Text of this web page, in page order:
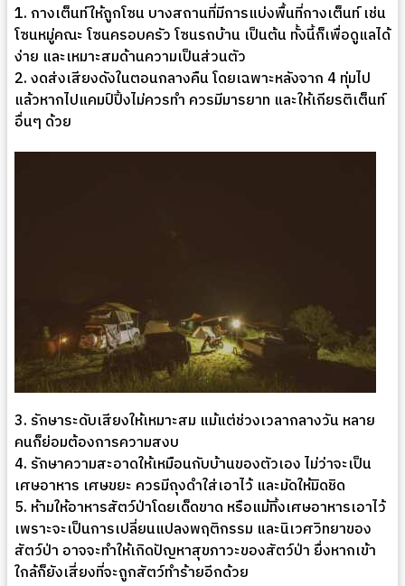
1. กางเต็นท์ให้ถูกโซน บางสถานที่มีการแบ่งพื้นที่กางเต็นท์ เช่น
โซนหมู่คณะ โซนครอบครัว โซนรถบ้าน เป็นต้น ทั้งนี้ก็เพื่อดูแลได้
ง่าย และเหมาะสมด้านความเป็นส่วนตัว
2. งดส่งเสียงดังในตอนกลางคืน โดยเฉพาะหลังจาก 4 ทุ่มไป
แล้วหากไปแคมป์ปิ้งไม่ควรทำ ควรมีมารยาท และให้เกียรติเต็นท์
อื่นๆ ด้วย
3. รักษาระดับเสียงให้เหมาะสม แม้แต่ช่วงเวลากลางวัน หลาย
คนก็ย่อมต้องการความสงบ
4. รักษาความสะอาดให้เหมือนกับบ้านของตัวเอง ไม่ว่าจะเป็น
เศษอาหาร เศษขยะ ควรมีถุงดำใส่เอาไว้ และมัดให้มิดชิด
5. ห้ามให้อาหารสัตว์ป่าโดยเด็ดขาด หรือแม้ทิ้งเศษอาหารเอาไว้
เพราะจะเป็นการเปลี่ยนแปลงพฤติกรรม และนิเวศวิทยาของ
สัตว์ป่า อาจจะทำให้เกิดปัญหาสุขภาวะของสัตว์ป่า ยื่งหากเข้า
ใกล้ก็ยังเสี่ยงที่จะถูกสัตว์ทำร้ายอีกด้วย